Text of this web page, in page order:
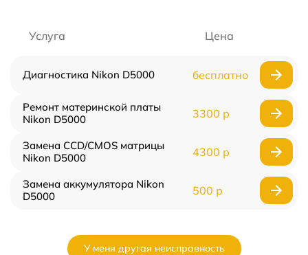
Услуга Цена
Диагностика Nikon D5000 бесплатно
Ремонт материнской платы
Nikon D5000
3300 р
Замена CCD/CMOS матрицы
Nikon D5000
4300 р
Замена аккумулятора Nikon
D5000
500 р
У меня другая неисправность